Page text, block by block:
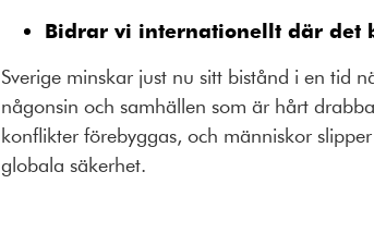
Bidrar vi internationellt där det
Sverige minskar just nu sitt bistånd i en tid
någonsin och samhällen som är hårt
konflikter förebyggas, och människor
globala säkerhet.